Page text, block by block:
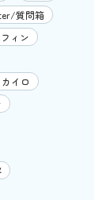
質問箱
ィン
イロ